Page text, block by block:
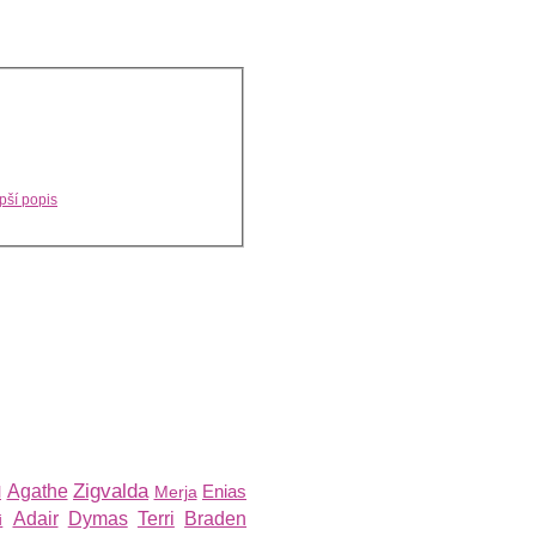
popis
Agathe Zigvalda Merja Enias
Adair Dymas Terri Braden